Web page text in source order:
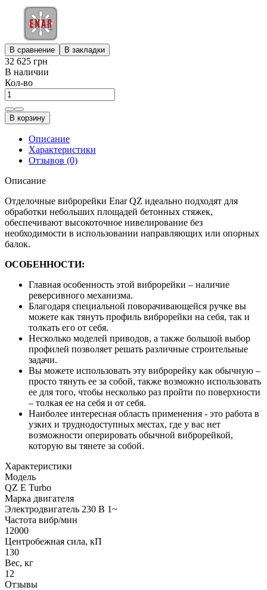
В сравнение В закладки
32 625 грн
В наличии
Кол-во
В корзину
Описание
Характеристики
Отзывов (0)
Описание
Отделочные виброрейки Enar QZ идеально подходят для
обработки небольших площадей бетонных стяжек,
обеспечивают высокоточное нивелирование без
необходимости в использовании направляющих или опорных
балок.
ОСОБЕННОСТИ:
Главная особенность этой виброрейки – наличие
реверсивного механизма.
Благодаря специальной поворачивающейся ручке вы
можете как тянуть профиль виброрейки на себя, так и
толкать его от себя.
Несколько моделей приводов, а также большой выбор
профилей позволяет решать различные строительные
задачи.
Вы можете использовать эту виброрейку как обычную –
просто тянуть ее за собой, также возможно использовать
ее для того, чтобы несколько раз пройти по поверхности
– толкая ее на себя и от себя.
Наиболее интересная область применения - это работа в
узких и труднодоступных местах, где у вас нет
возможности оперировать обычной виброрейкой,
которую вы тянете за собой.
Характеристики
Модель
QZ E Turbo
Марка двигателя
Электродвигатель 230 В 1~
Частота вибр/мин
12000
Центробежная сила, кП
130
Вес, кг
12
Отзывы